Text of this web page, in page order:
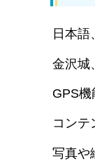
日本
金沢城
GPS
コンテ
写真や